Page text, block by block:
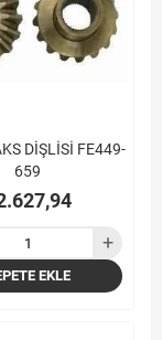
DİŞLİSİ FE449-
659
EKLE